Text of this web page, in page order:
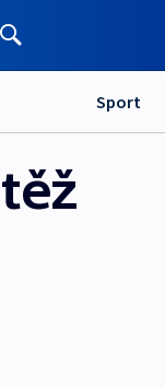
Sport